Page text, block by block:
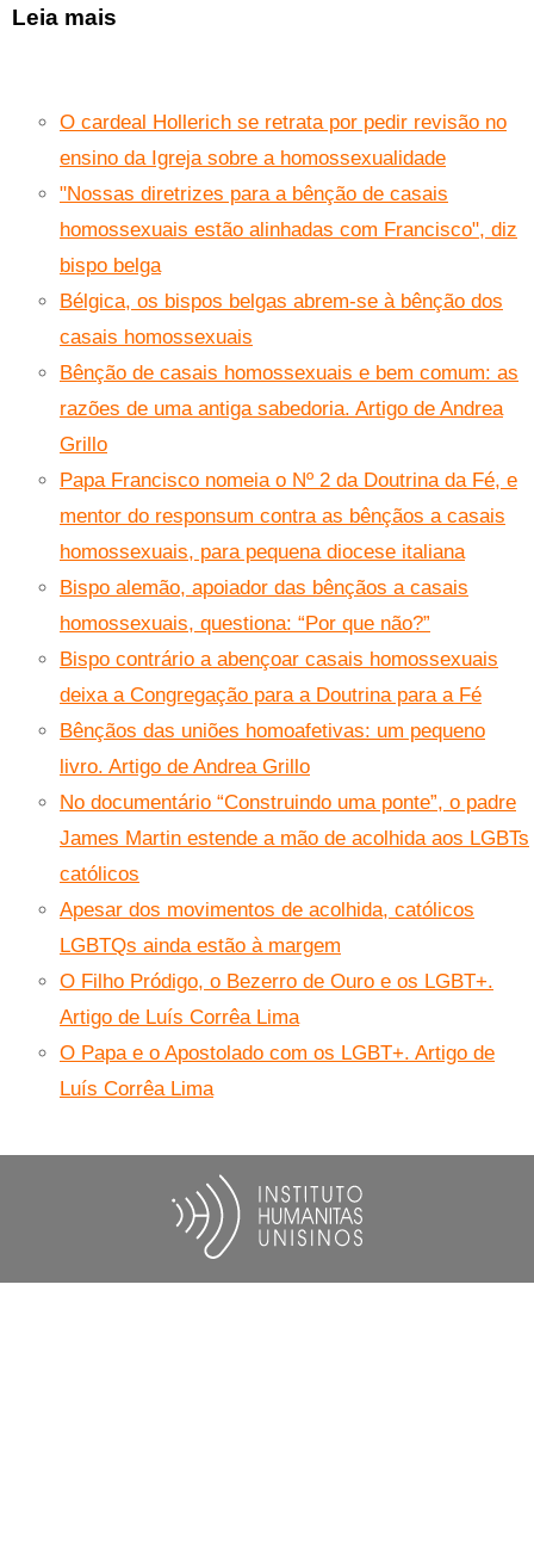
Leia mais
O cardeal Hollerich se retrata por pedir revisão no
ensino da Igreja sobre a homossexualidade
"Nossas diretrizes para a bênção de casais
homossexuais estão alinhadas com Francisco", diz
bispo belga
Bélgica, os bispos belgas abrem-se à bênção dos
casais homossexuais
Bênção de casais homossexuais e bem comum: as
razões de uma antiga sabedoria. Artigo de Andrea
Grillo
Papa Francisco nomeia o Nº 2 da Doutrina da Fé, e
mentor do responsum contra as bênçãos a casais
homossexuais, para pequena diocese italiana
Bispo alemão, apoiador das bênçãos a casais
homossexuais, questiona: “Por que não?”
Bispo contrário a abençoar casais homossexuais
deixa a Congregação para a Doutrina para a Fé
Bênçãos das uniões homoafetivas: um pequeno
livro. Artigo de Andrea Grillo
No documentário “Construindo uma ponte”, o padre
James Martin estende a mão de acolhida aos LGBTs
católicos
Apesar dos movimentos de acolhida, católicos
LGBTQs ainda estão à margem
O Filho Pródigo, o Bezerro de Ouro e os LGBT+.
Artigo de Luís Corrêa Lima
O Papa e o Apostolado com os LGBT+. Artigo de
Luís Corrêa Lima